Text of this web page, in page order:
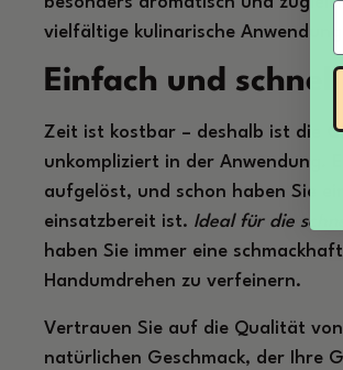
vielfältige kulinarische
Einfach und
Zeit ist kostbar – deshalb ist die
unkompliziert in der Anwendung.
aufgelöst, und schon haben Sie
einsatzbereit ist. Ideal für die
haben Sie immer eine
Handumdrehen zu verfeinern.
Vertrauen Sie auf die Qualität
natürlichen Geschmack, der Ihre